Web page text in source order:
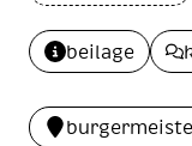
beilage